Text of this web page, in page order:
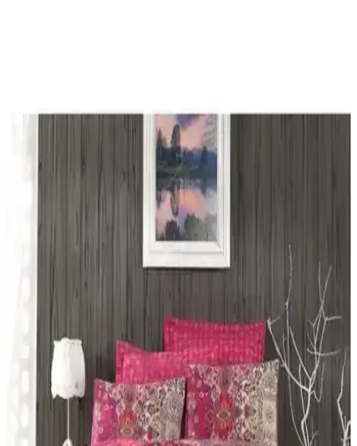
Nevresim Takımları Karşılaştırması
Yataş Bedding Amora ve Nimbus çift kişilik nevresim takımlarını
detaylı karşılaştırıyoruz. Malzeme, tasarım, kullanıcı yorumları ve
özellikler açısından farkları inceleyerek en uygun seçimi yapmanıza
Yataş Bedding Silva Çift Kişilik Nevresim Takımı
Modern ve Enerjik Tasarımıyla Odalara Canlılık
Silva nevresim takımı, canlı kırmızı renk ve modern desenleriyle
yatak odalarına ferah ve enerjik bir atmosfer sağlar, dayanıklı
kumaşıyla uzun ömürlü kullanım sunar.
Nacarev Mega Boy Pencereli Kare Ekose Bej Yastık
Yorgan Düzenleyici Hurç: Saklama Çözümü
Bej kare ekose desenli Nacarev Mega Boy Pencereli Hurç,
90x50x50 cm hacmiyle yatak takımları ve sezonluk eşyalar için
geniş depolama sağlar. Şeffaf pencere içerik görünümü ve çift yönlü
fermuar ile pratik ve koruyucudur.